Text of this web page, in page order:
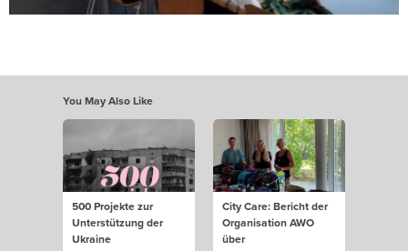
You May Also Like
500 Projekte zur
Unterstützung der
Ukraine
City Care: Bericht der
Organisation AWO
über